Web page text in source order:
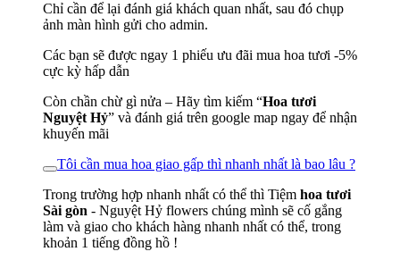
Chỉ cần để lại đánh giá khách quan nhất, sau đó chụp
ảnh màn hình gửi cho admin.
Các bạn sẽ được ngay 1 phiếu ưu đãi mua hoa tươi -5%
cực kỳ hấp dẫn
Còn chần chừ gì nửa – Hãy tìm kiếm “Hoa tươi
Nguyệt Hỷ” và đánh giá trên google map ngay để nhận
khuyến mãi
Tôi cần mua hoa giao gấp thì nhanh nhất là bao lâu ?
Trong trường hợp nhanh nhất có thể thì Tiệm hoa tươi
Sài gòn - Nguyệt Hỷ flowers chúng mình sẽ cố gắng
làm và giao cho khách hàng nhanh nhất có thể, trong
khoản 1 tiếng đồng hồ !